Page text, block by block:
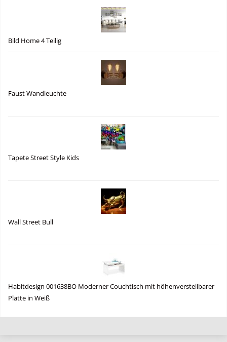
Bild Home 4 Teilig
Faust Wandleuchte
Tapete Street Style Kids
Wall Street Bull
Habitdesign 001638BO Moderner Couchtisch mit höhenverstellbarer
Platte in Weiß